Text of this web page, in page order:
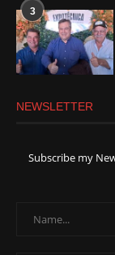
3
NEWSLETTER
Subscribe my